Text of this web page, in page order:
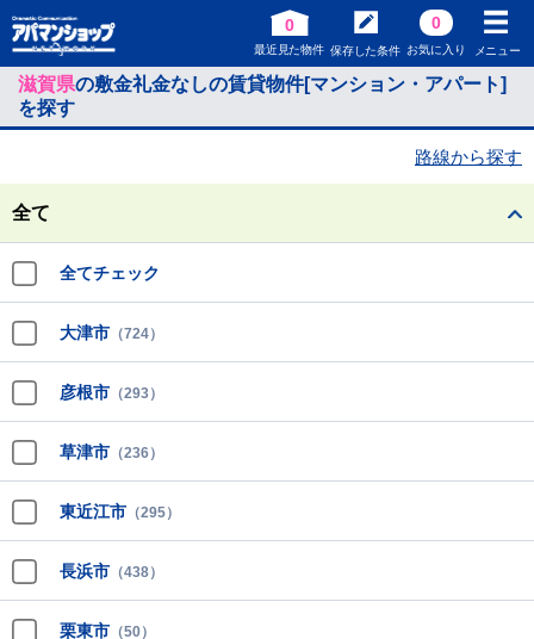
0
最近見た物件 保存した条件
0
お気に入り メニュー
滋賀県の敷金礼金なしの賃貸物件[マンション・アパート]
を探す
路線から探す
全て
全てチェック
大津市 （724）
彦根市 （293）
草津市 （236）
東近江市 （295）
長浜市 （438）
栗東市 （50）